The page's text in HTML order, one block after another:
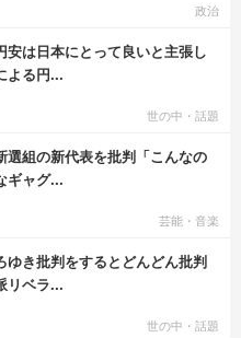
政治
安は日本にとって良いと主張し
よる円...
世の中・話題
選組の新代表を批判「こんなの
ギャグ...
芸能・音楽
ゆき批判をするとどんどん批判
リベラ...
世の中・話題